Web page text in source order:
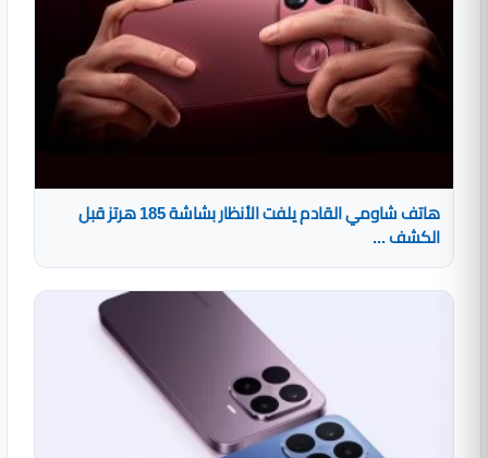
هاتف شاومي القادم يلفت الأنظار بشاشة 185 هرتز قبل
الكشف ...